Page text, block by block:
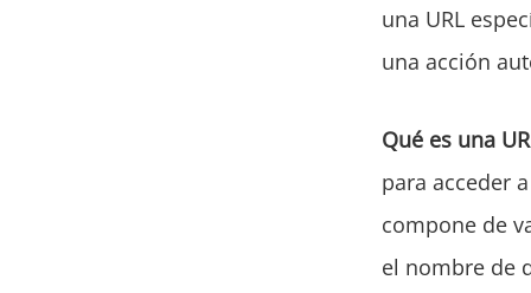
una URL
una acción
Qué es una
para acceder
compone de
el nombre de